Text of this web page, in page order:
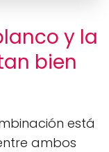
y la
bien
está
ambos